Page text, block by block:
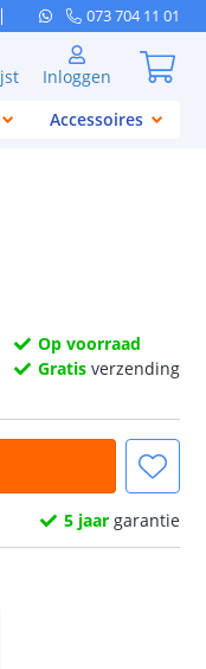
073 704 11 01
Inloggen
Accessoires
Op voorraad
Gratis verzending
5 jaargarantie